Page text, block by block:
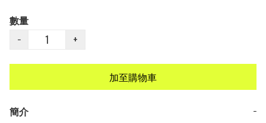
數量
−
+
加至購物車
簡介
−